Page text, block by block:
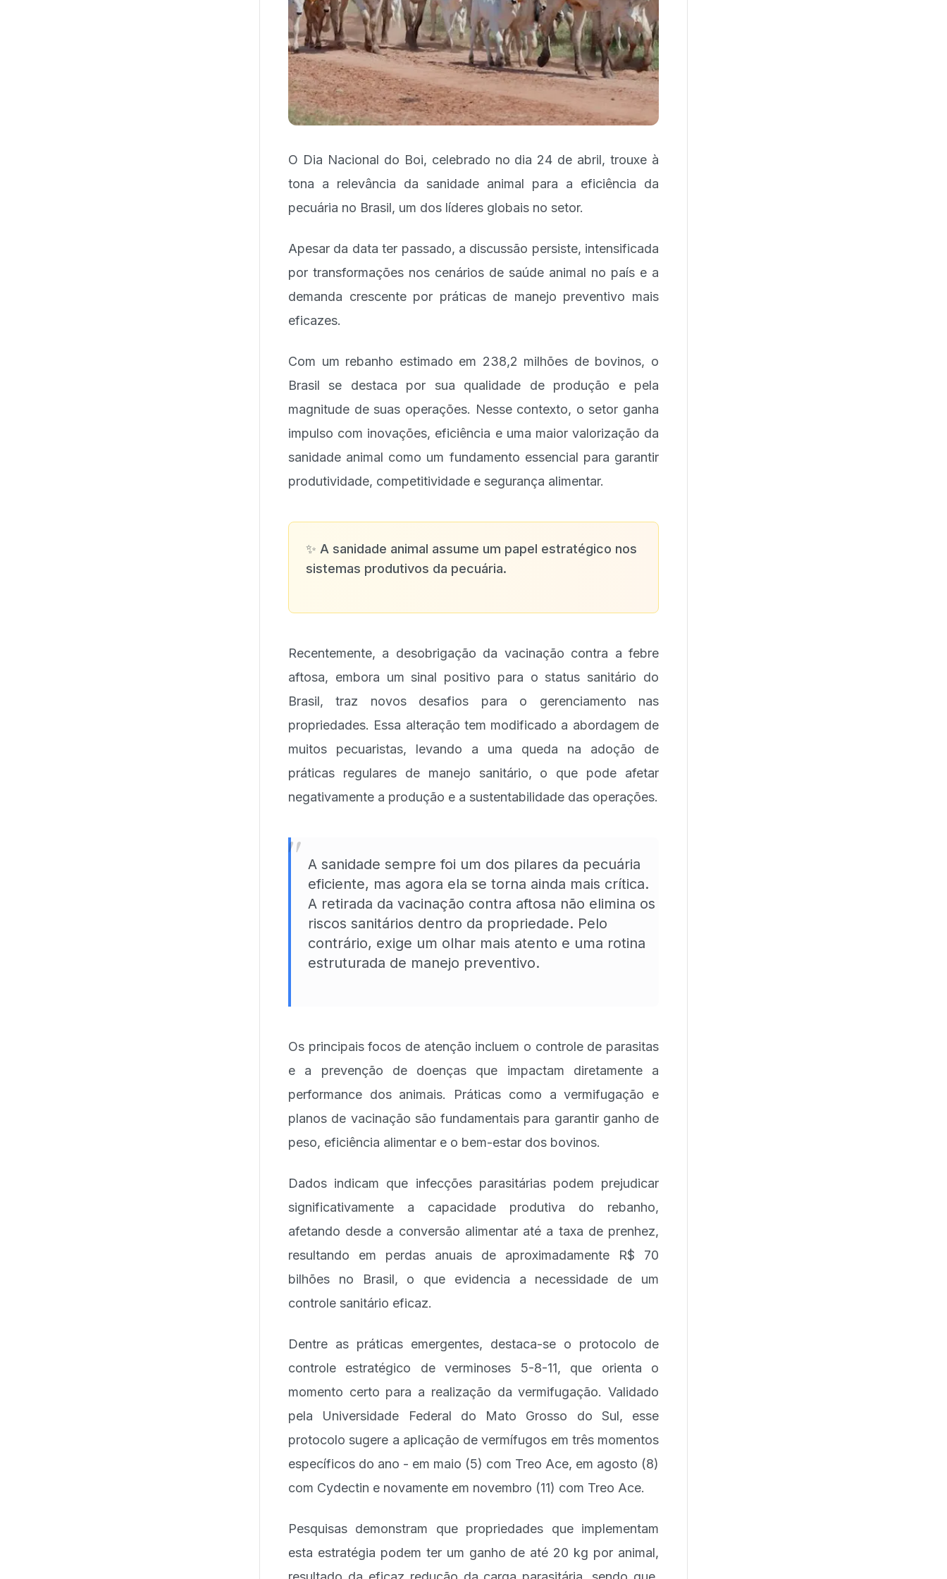
O Dia Nacional do Boi, celebrado no dia 24 de abril, trouxe à
tona a relevância da sanidade animal para a eficiência da
pecuária no Brasil, um dos líderes globais no setor.
Apesar da data ter passado, a discussão persiste, intensificada
por transformações nos cenários de saúde animal no país e a
demanda crescente por práticas de manejo preventivo mais
eficazes.
Com um rebanho estimado em 238,2 milhões de bovinos, o
Brasil se destaca por sua qualidade de produção e pela
magnitude de suas operações. Nesse contexto, o setor ganha
impulso com inovações, eficiência e uma maior valorização da
sanidade animal como um fundamento essencial para garantir
produtividade, competitividade e segurança alimentar.
✨ A sanidade animal assume um papel estratégico nos
sistemas produtivos da pecuária.
Recentemente, a desobrigação da vacinação contra a febre
aftosa, embora um sinal positivo para o status sanitário do
Brasil, traz novos desafios para o gerenciamento nas
propriedades. Essa alteração tem modificado a abordagem de
muitos pecuaristas, levando a uma queda na adoção de
práticas regulares de manejo sanitário, o que pode afetar
negativamente a produção e a sustentabilidade das operações.
" A sanidade sempre foi um dos pilares da pecuária
eficiente, mas agora ela se torna ainda mais crítica.
A retirada da vacinação contra aftosa não elimina os
riscos sanitários dentro da propriedade. Pelo
contrário, exige um olhar mais atento e uma rotina
estruturada de manejo preventivo.
Os principais focos de atenção incluem o controle de parasitas
e a prevenção de doenças que impactam diretamente a
performance dos animais. Práticas como a vermifugação e
planos de vacinação são fundamentais para garantir ganho de
peso, eficiência alimentar e o bem-estar dos bovinos.
Dados indicam que infecções parasitárias podem prejudicar
significativamente a capacidade produtiva do rebanho,
afetando desde a conversão alimentar até a taxa de prenhez,
resultando em perdas anuais de aproximadamente R$ 70
bilhões no Brasil, o que evidencia a necessidade de um
controle sanitário eficaz.
Dentre as práticas emergentes, destaca-se o protocolo de
controle estratégico de verminoses 5-8-11, que orienta o
momento certo para a realização da vermifugação. Validado
pela Universidade Federal do Mato Grosso do Sul, esse
protocolo sugere a aplicação de vermífugos em três momentos
específicos do ano - em maio (5) com Treo Ace, em agosto (8)
com Cydectin e novamente em novembro (11) com Treo Ace.
Pesquisas demonstram que propriedades que implementam
esta estratégia podem ter um ganho de até 20 kg por animal,